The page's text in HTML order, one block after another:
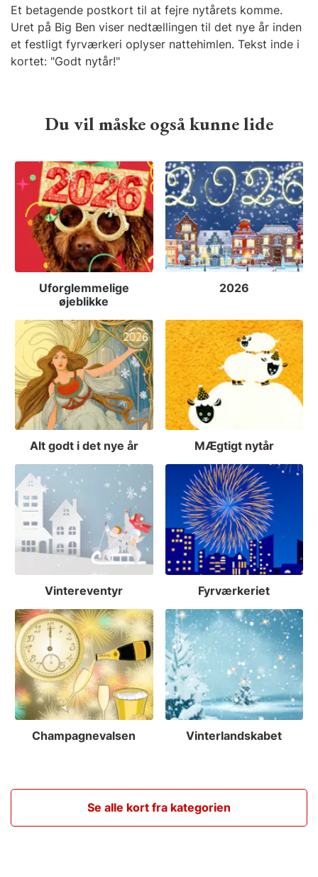
Et betagende postkort til at fejre nytårets komme.
Uret på Big Ben viser nedtællingen til det nye år inden
et festligt fyrværkeri oplyser nattehimlen. Tekst inde i
kortet: "Godt nytår!"
Du vil måske også kunne lide
Uforglemmelige
øjeblikke
2026
Alt godt i det nye år MÆgtigt nytår
Vintereventyr Fyrværkeriet
Champagnevalsen Vinterlandskabet
Se alle kort fra kategorien